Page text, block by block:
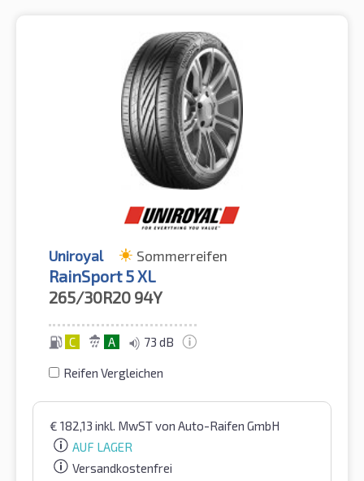
Uniroyal Sommerreifen
RainSport 5 XL
265/30R20 94Y
C A 73 dB
Reifen Vergleichen
€ 182,13 inkl. MwSTvon Auto-Raifen GmbH
AUF LAGER
Versandkostenfrei